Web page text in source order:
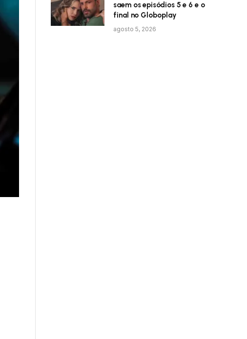
saem os episódios 5 e 6 e o
final no Globoplay
agosto 5, 2026